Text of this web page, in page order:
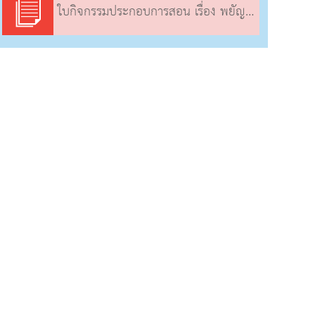
ใบกิจกรรมประกอบการสอน เรื่อง พยัญชนะและตัวเลขไทย